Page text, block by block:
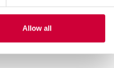
Allow all